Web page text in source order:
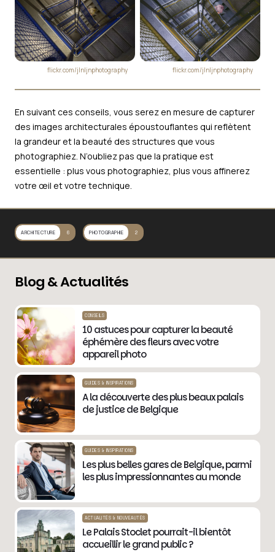
flickr.com/jlnljnphotography flickr.com/jlnljnphotography
En suivant ces conseils, vous serez en mesure de capturer
des images architecturales époustouflantes qui reflètent
la grandeur et la beauté des structures que vous
photographiez. N’oubliez pas que la pratique est
essentielle : plus vous photographiez, plus vous affinerez
votre œil et votre technique.
ARCHITECTURE 6 PHOTOGRAPHIE 2
Blog & Actualités
CONSEILS
10 astuces pour capturer la beauté
éphémère des fleurs avec votre
appareil photo
GUIDES & INSPIRATIONS
A la découverte des plus beaux palais
de justice de Belgique
GUIDES & INSPIRATIONS
Les plus belles gares de Belgique, parmi
les plus impressionnantes au monde
ACTUALITÉS & NOUVEAUTÉS
Le Palais Stoclet pourrait-il bientôt
accueillir le grand public ?